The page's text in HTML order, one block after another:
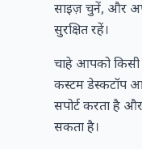
साइज़ चुनें, और
सुरक्षित रहें।
चाहे आपको
कस्टम डेस्कटॉप
सपोर्ट करता है
सकता है।